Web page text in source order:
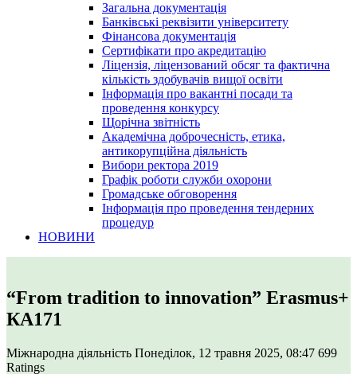
Загальна документація
Банківські реквізити університету
Фінансова документація
Сертифікати про акредитацію
Ліцензія, ліцензований обсяг та фактична
кількість здобувачів вищої освіти
Інформація про вакантні посади та
проведення конкурсу
Щорічна звітність
Академічна доброчесність, етика,
антикорупційна діяльність
Вибори ректора 2019
Графік роботи служби охорони
Громадське обговорення
Інформація про проведення тендерних
процедур
НОВИНИ
“From tradition to innovation” Erasmus+
КА171
Міжнародна діяльність Понеділок, 12 травня 2025, 08:47 699
Ratings